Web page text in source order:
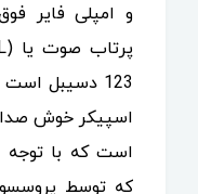
و امپلی فایر
123 دسیبل
است که با توجه